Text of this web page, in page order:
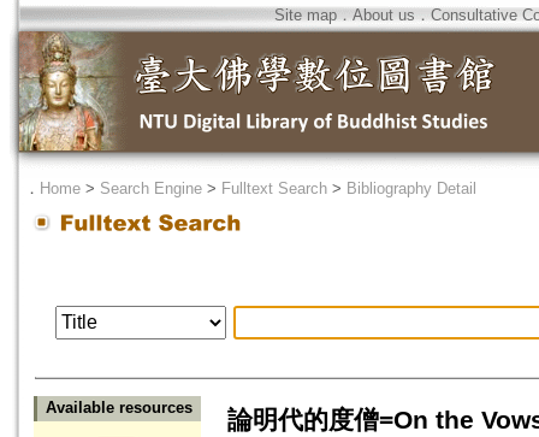
Site map．About us ． Consultative
． Home > Search Engine > Fulltext Search > Bibliography Detail
Available resources 論明代的度僧=On the